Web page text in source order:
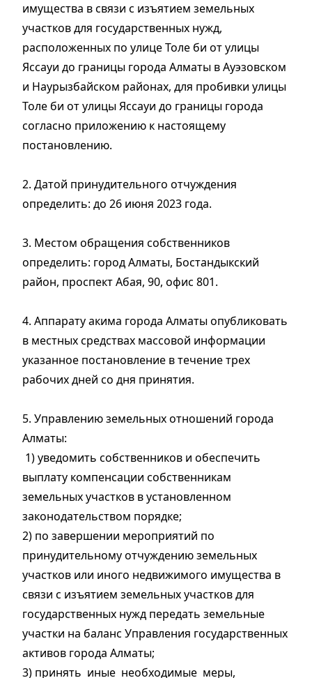
имущества в связи с изъятием земельных
участков для государственных нужд,
расположенных по улице Толе би от улицы
Яссауи до границы города Алматы в Ауэзовском
и Наурызбайском районах, для пробивки улицы
Толе би от улицы Яссауи до границы города
согласно приложению к настоящему
постановлению.
2. Датой принудительного отчуждения
определить: до 26 июня 2023 года.
3. Местом обращения собственников
определить: город Алматы, Бостандыкский
район, проспект Абая, 90, офис 801.
4. Аппарату акима города Алматы опубликовать
в местных средствах массовой информации
указанное постановление в течение трех
рабочих дней со дня принятия.
5. Управлению земельных отношений города
Алматы:
1) уведомить собственников и обеспечить
выплату компенсации собственникам
земельных участков в установленном
законодательством порядке;
2) по завершении мероприятий по
принудительному отчуждению земельных
участков или иного недвижимого имущества в
связи с изъятием земельных участков для
государственных нужд передать земельные
участки на баланс Управления государственных
активов города Алматы;
3) принять иные необходимые меры,